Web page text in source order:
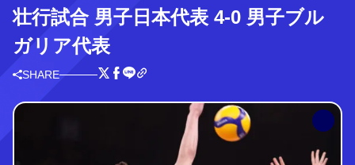
壮行試合 男子日本代表 4-0 男子ブル
ガリア代表
SHARE